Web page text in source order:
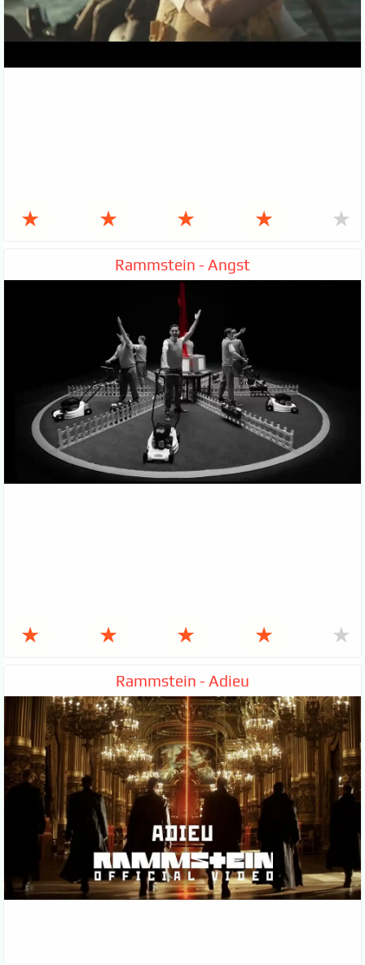
★ ★ ★ ★ ★
Rammstein - Angst
★ ★ ★ ★ ★
Rammstein - Adieu